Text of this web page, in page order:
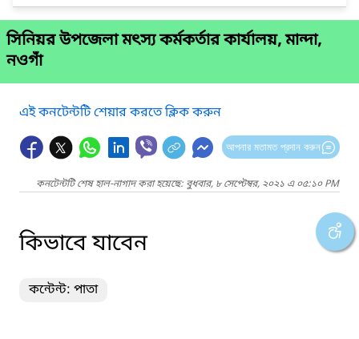
সিনিয়র উপজেলা মৎস্য কর্মকর্তার কার্যালয়, মান্দা,
নওগাঁ
এই কনটেন্টটি শেয়ার করতে ক্লিক করুন
আপনার মতামত প্রদান করুন
কনটেন্টটি শেষ হাল-নাগাদ করা হয়েছে: বুধবার, ৮ সেপ্টেম্বর, ২০২১ এ ০৫:১০ PM
কিভাবে যাবেন
কন্টেন্ট: পাতা